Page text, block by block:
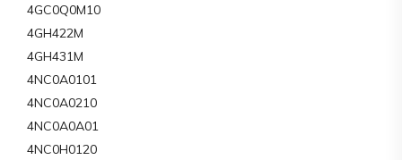
4GC0Q0M10
4GH422M
4GH431M
4NC0A0101
4NC0A0210
4NC0A0A01
4NC0H0120